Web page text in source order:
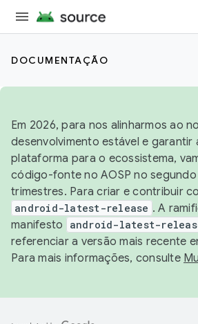
DOCUMENTAÇÃO
Em 2026, para nos alinharmos ao
desenvolvimento estável e garantir
plataforma para o ecossistema,
código-fonte no AOSP no
trimestres. Para criar e contribuir
android-latest-release . A
manifesto
android-latest-
referenciar a versão mais recente
Para mais informações, consulte